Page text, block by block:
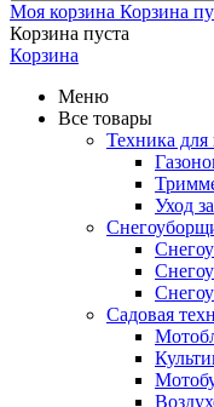
Моя корзина Корзина
Корзина пуста
Корзина
Меню
Все товары
Техника для
Уход
Садовая